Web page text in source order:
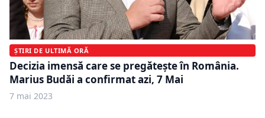
ȘTIRI DE ULTIMĂ ORĂ
Decizia imensă care se pregătește în România.
Marius Budăi a confirmat azi, 7 Mai
7 mai 2023